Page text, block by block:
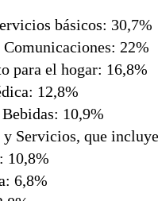
básicos: 30,7%
22%
para el hogar: 16,8%
12,8%
10,9%
Servicios, que
10,8%
6,8%